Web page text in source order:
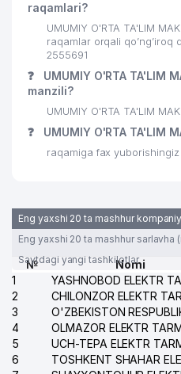
29 ORKHIDEYEVS MChJ
30 PAXTASANOAT ILMIY
31 VET-PROFI MChJ
34
KATTA TANAFFUS
NODAVLAT TA'LIM
GAZ PECHKA TA'MIRI
KORXONASI
GLORIA MAX MChJ
ART HOTELS MChJ
raqamlari?
UMUMIY O'RTA TA'LIM
raqamlar orqali qo’ng’iroq
2555691
❓
UMUMIY O'RTA TA'LIM
manzili?
UMUMIY O'RTA TA'LIM
❓ UMUMIY O'RTA TA'LIM
raqamiga fax yuborishingiz
Eng yaxshi 20 ta mashhur
Eng yaxshi 20 ta mashhur sarlavha
Saytdagi yangi tashkilotlar
№
Nomi
1
2
3
4
5
6